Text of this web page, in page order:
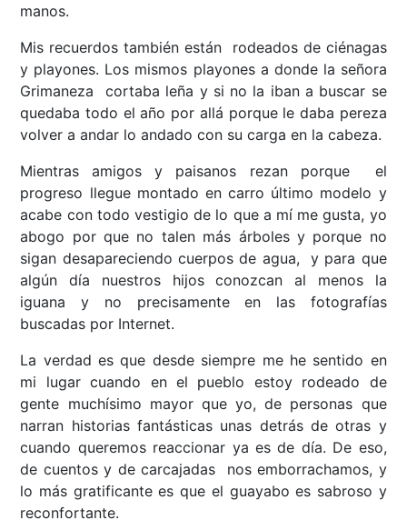
manos.
Mis recuerdos también están rodeados de ciénagas
y playones. Los mismos playones a donde la señora
Grimaneza cortaba leña y si no la iban a buscar se
quedaba todo el año por allá porque le daba pereza
volver a andar lo andado con su carga en la cabeza.
Mientras amigos y paisanos rezan porque el
progreso llegue montado en carro último modelo y
acabe con todo vestigio de lo que a mí me gusta, yo
abogo por que no talen más árboles y porque no
sigan desapareciendo cuerpos de agua, y para que
algún día nuestros hijos conozcan al menos la
iguana y no precisamente en las fotografías
buscadas por Internet.
La verdad es que desde siempre me he sentido en
mi lugar cuando en el pueblo estoy rodeado de
gente muchísimo mayor que yo, de personas que
narran historias fantásticas unas detrás de otras y
cuando queremos reaccionar ya es de día. De eso,
de cuentos y de carcajadas nos emborrachamos, y
lo más gratificante es que el guayabo es sabroso y
reconfortante.